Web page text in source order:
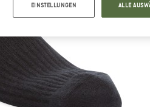
EINSTELLUNGEN ALLE